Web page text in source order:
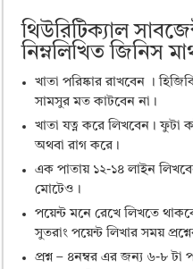
থিউরিটিক্যাল
নিম্নলিখিত জিনিস
খাতা পরিষ্কার রাখবেন ।
সামসুর মত কাটবেন না।
খাতা যত্ন করে লিখবেন। ফুটা
অথবা রাগ করে।
এক পাতায় ১২-১৪ লাইন
মোটেও।
পয়েন্ট মনে রেখে লিখতে
সুতরাং পয়েন্ট লিখার সময়
প্রশ্ন – ৪নম্বর এর জন্য ৬-৮